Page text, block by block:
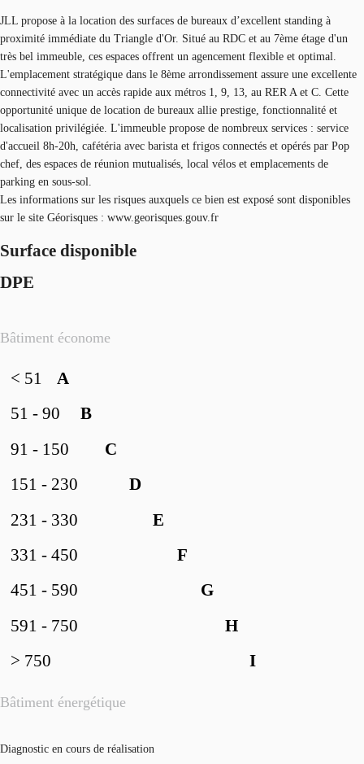
JLL propose à la location des surfaces de bureaux d’excellent standing à
proximité immédiate du Triangle d'Or. Situé au RDC et au 7ème étage d'un
très bel immeuble, ces espaces offrent un agencement flexible et optimal.
L'emplacement stratégique dans le 8ème arrondissement assure une excellente
connectivité avec un accès rapide aux métros 1, 9, 13, au RER A et C. Cette
opportunité unique de location de bureaux allie prestige, fonctionnalité et
localisation privilégiée. L'immeuble propose de nombreux services : service
d'accueil 8h-20h, cafétéria avec barista et frigos connectés et opérés par Pop
chef, des espaces de réunion mutualisés, local vélos et emplacements de
parking en sous-sol.
Les informations sur les risques auxquels ce bien est exposé sont disponibles
sur le site Géorisques : www.georisques.gouv.fr
Surface disponible
DPE
Bâtiment économe
Bâtiment énergétique
A
< 51
B
51 - 90
C
91 - 150
D
151 - 230
E
231 - 330
F
331 - 450
G
451 - 590
H
591 - 750
I
> 750
Diagnostic en cours de réalisation